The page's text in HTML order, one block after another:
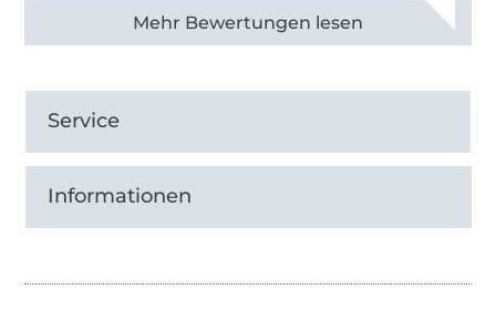
Alle 82950 Bewertungen ansehen
Service
Informationen